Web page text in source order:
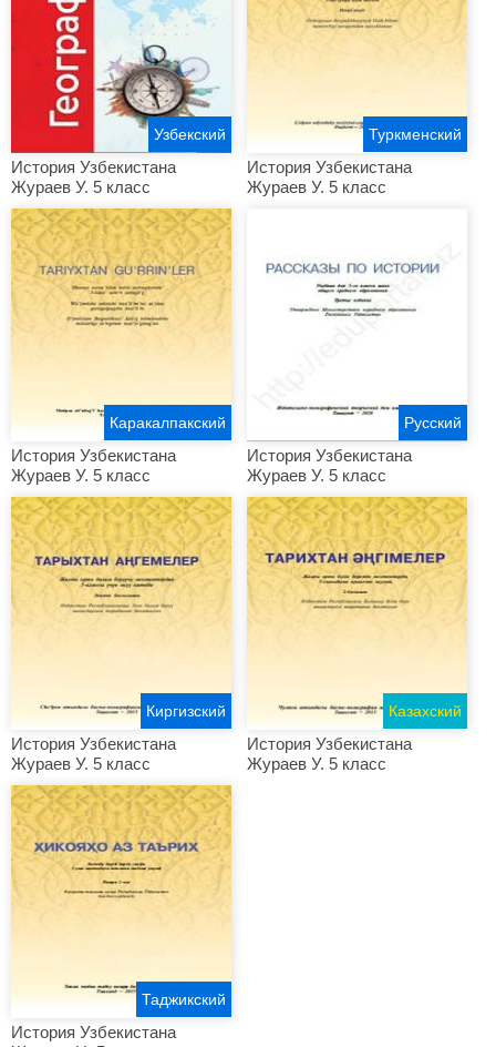
История Узбекистана
Жураев У. 5 класс
Узбекский
История Узбекистана
Жураев У. 5 класс
Туркменский
История Узбекистана
Жураев У. 5 класс
Каракалпакский
История Узбекистана
Жураев У. 5 класс
Русский
История Узбекистана
Жураев У. 5 класс
Киргизский
История Узбекистана
Жураев У. 5 класс
Казахский
История Узбекистана
Таджикский